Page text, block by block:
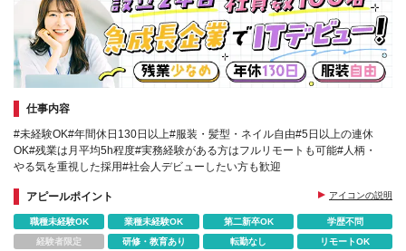
仕事内容
#未経験OK#年間休日130日以上#服装・髪型・ネイル自由#5日以上の連休
OK#残業は月平均5h程度#実務経験がある方はフルリモートも可能#人柄・
やる気を重視した採用#社会人デビューしたい方も歓迎
アピールポイント アイコンの説明
職種未経験OK 業種未経験OK 第二新卒OK
学歴不問
経験者限定
研修・教育あり 転勤なし
リモートOK